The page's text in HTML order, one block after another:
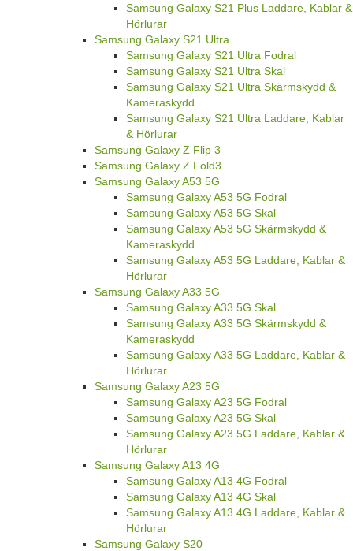
Samsung Galaxy S21 Plus Laddare, Kablar &
Hörlurar
Samsung Galaxy S21 Ultra
Samsung Galaxy S21 Ultra Fodral
Samsung Galaxy S21 Ultra Skal
Samsung Galaxy S21 Ultra Skärmskydd &
Kameraskydd
Samsung Galaxy S21 Ultra Laddare, Kablar
& Hörlurar
Samsung Galaxy Z Flip 3
Samsung Galaxy Z Fold3
Samsung Galaxy A53 5G
Samsung Galaxy A53 5G Fodral
Samsung Galaxy A53 5G Skal
Samsung Galaxy A53 5G Skärmskydd &
Kameraskydd
Samsung Galaxy A53 5G Laddare, Kablar &
Hörlurar
Samsung Galaxy A33 5G
Samsung Galaxy A33 5G Skal
Samsung Galaxy A33 5G Skärmskydd &
Kameraskydd
Samsung Galaxy A33 5G Laddare, Kablar &
Hörlurar
Samsung Galaxy A23 5G
Samsung Galaxy A23 5G Fodral
Samsung Galaxy A23 5G Skal
Samsung Galaxy A23 5G Laddare, Kablar &
Hörlurar
Samsung Galaxy A13 4G
Samsung Galaxy A13 4G Fodral
Samsung Galaxy A13 4G Skal
Samsung Galaxy A13 4G Laddare, Kablar &
Hörlurar
Samsung Galaxy S20